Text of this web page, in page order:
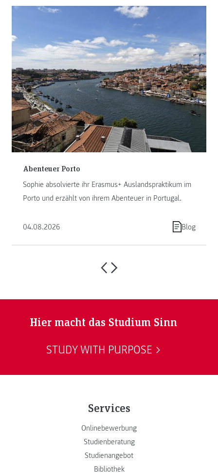
Abenteuer Porto
Sophie absolvierte ihr Erasmus+ Auslandspraktikum im
Porto und erzählt von ihrem Abenteuer in Portugal.
04.08.2026 Blog
Hier macht das Studium Sinn
STUDY WITH PURPOSE
Services
Onlinebewerbung
Studienberatung
Studienangebot
Bibliothek